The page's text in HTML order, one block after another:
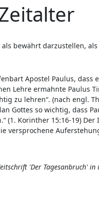
bewährt darzustellen,
Apostel Paulus, dass
Lehre ermahnte Paulus
zu lehren“. (nach engl.
Gottes so wichtig, dass
(1. Korinther 15:16-19)
versprochene
'Der Tagesanbruch' in